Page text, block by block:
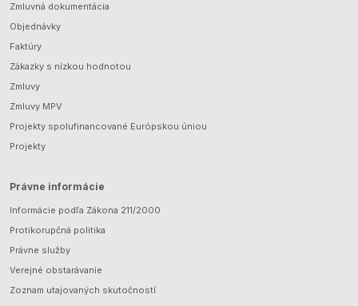
Zmluvná dokumentácia
Objednávky
Faktúry
Zákazky s nízkou hodnotou
Zmluvy
Zmluvy MPV
Projekty spolufinancované Európskou úniou
Projekty
Právne informácie
Informácie podľa Zákona 211/2000
Protikorupčná politika
Právne služby
Verejné obstarávanie
Zoznam utajovaných skutočností